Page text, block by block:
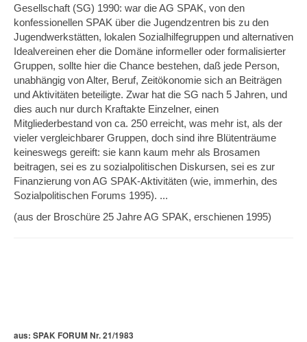
Gesellschaft (SG) 1990: war die AG SPAK, von den
konfessionellen SPAK über die Jugendzentren bis zu den
Jugendwerkstätten, lokalen Sozialhilfegruppen und alternativen
Idealver­einen eher die Domäne informeller oder formalisierter
Gruppen, sollte hier die Chance bestehen, daß jede Person,
unabhängig von Alter, Beruf, Zeitökonomie sich an Beiträgen
und Aktivitäten beteiligte. Zwar hat die SG nach 5 Jahren, und
dies auch nur durch Kraftakte Einzelner, einen
Mitgliederbestand von ca. 250 erreicht, was mehr ist, als der
vieler vergleichbarer Gruppen, doch sind ihre Blütenträume
keineswegs gereift: sie kann kaum mehr als Brosamen
beitragen, sei es zu sozial­politischen Diskursen, sei es zur
Finanzierung von AG SPAK-Aktivitäten (wie, immerhin, des
Sozialpolitischen Forums 1995). ...
(aus der Broschüre 25 Jahre AG SPAK, erschienen 1995)
aus: SPAK FORUM Nr. 21/1983